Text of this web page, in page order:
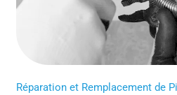
Réparation et Remplacement de